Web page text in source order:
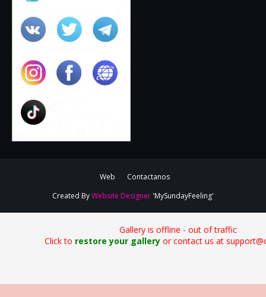
Web
Contactanos
Created ByWebsite Designer 'MySundayFeeling'
Gallery is offline - out of traffic
Click to restore your galleryor contact us at